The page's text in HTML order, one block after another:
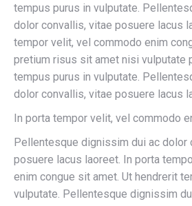
tempus purus in vulputate.
dolor convallis, vitae posuere lacus
tempor velit, vel commodo enim
pretium risus sit amet nisi vulputate
tempus purus in vulputate.
dolor convallis, vitae posuere lacus
In porta tempor velit, vel commodo
Pellentesque dignissim dui ac dolor
posuere lacus laoreet. In porta
enim congue sit amet. Ut hendrerit
vulputate. Pellentesque dignissim